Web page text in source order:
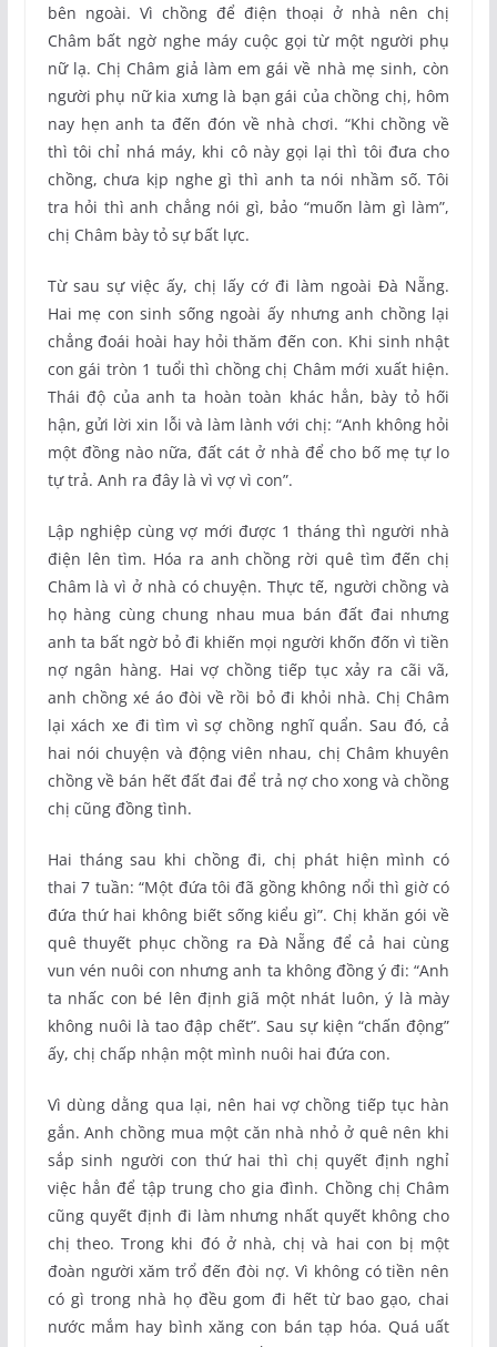
bên ngoài. Vì chồng để điện thoại ở nhà nên chị
Châm bất ngờ nghe máy cuộc gọi từ một người phụ
nữ lạ. Chị Châm giả làm em gái về nhà mẹ sinh, còn
người phụ nữ kia xưng là bạn gái của chồng chị, hôm
nay hẹn anh ta đến đón về nhà chơi. “Khi chồng về
thì tôi chỉ nhá máy, khi cô này gọi lại thì tôi đưa cho
chồng, chưa kịp nghe gì thì anh ta nói nhầm số. Tôi
tra hỏi thì anh chẳng nói gì, bảo “muốn làm gì làm”,
chị Châm bày tỏ sự bất lực.
Từ sau sự việc ấy, chị lấy cớ đi làm ngoài Đà Nẵng.
Hai mẹ con sinh sống ngoài ấy nhưng anh chồng lại
chẳng đoái hoài hay hỏi thăm đến con. Khi sinh nhật
con gái tròn 1 tuổi thì chồng chị Châm mới xuất hiện.
Thái độ của anh ta hoàn toàn khác hẳn, bày tỏ hối
hận, gửi lời xin lỗi và làm lành với chị: “Anh không hỏi
một đồng nào nữa, đất cát ở nhà để cho bố mẹ tự lo
tự trả. Anh ra đây là vì vợ vì con”.
Lập nghiệp cùng vợ mới được 1 tháng thì người nhà
điện lên tìm. Hóa ra anh chồng rời quê tìm đến chị
Châm là vì ở nhà có chuyện. Thực tế, người chồng và
họ hàng cùng chung nhau mua bán đất đai nhưng
anh ta bất ngờ bỏ đi khiến mọi người khốn đốn vì tiền
nợ ngân hàng. Hai vợ chồng tiếp tục xảy ra cãi vã,
anh chồng xé áo đòi về rồi bỏ đi khỏi nhà. Chị Châm
lại xách xe đi tìm vì sợ chồng nghĩ quẩn. Sau đó, cả
hai nói chuyện và động viên nhau, chị Châm khuyên
chồng về bán hết đất đai để trả nợ cho xong và chồng
chị cũng đồng tình.
Hai tháng sau khi chồng đi, chị phát hiện mình có
thai 7 tuần: “Một đứa tôi đã gồng không nổi thì giờ có
đứa thứ hai không biết sống kiểu gì”. Chị khăn gói về
quê thuyết phục chồng ra Đà Nẵng để cả hai cùng
vun vén nuôi con nhưng anh ta không đồng ý đi: “Anh
ta nhấc con bé lên định giã một nhát luôn, ý là mày
không nuôi là tao đập chết”. Sau sự kiện “chấn động”
ấy, chị chấp nhận một mình nuôi hai đứa con.
Vì dùng dằng qua lại, nên hai vợ chồng tiếp tục hàn
gắn. Anh chồng mua một căn nhà nhỏ ở quê nên khi
sắp sinh người con thứ hai thì chị quyết định nghỉ
việc hẳn để tập trung cho gia đình. Chồng chị Châm
cũng quyết định đi làm nhưng nhất quyết không cho
chị theo. Trong khi đó ở nhà, chị và hai con bị một
đoàn người xăm trổ đến đòi nợ. Vì không có tiền nên
có gì trong nhà họ đều gom đi hết từ bao gạo, chai
nước mắm hay bình xăng con bán tạp hóa. Quá uất